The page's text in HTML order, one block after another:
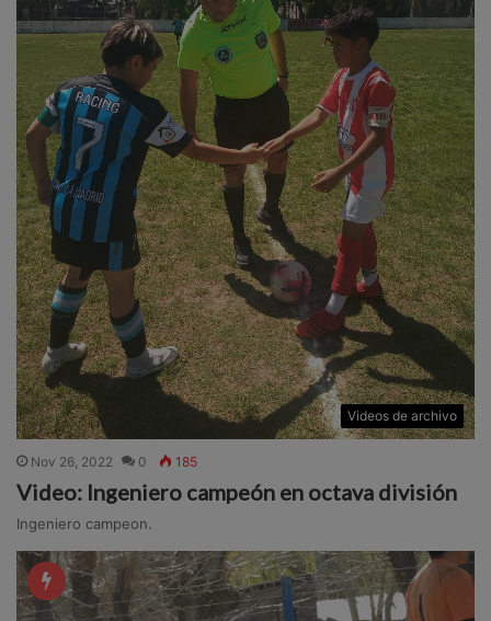
Videos de archivo
Nov 26, 2022 0 185
Video: Ingeniero campeón en octava división
Ingeniero campeon.